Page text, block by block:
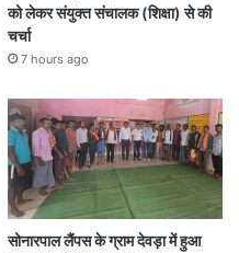
को लेकर संयुक्त संचालक (शिक्षा) से की
चर्चा
7 hours ago
सोनारपाल लैंपस के ग्राम देवड़ा में हुआ